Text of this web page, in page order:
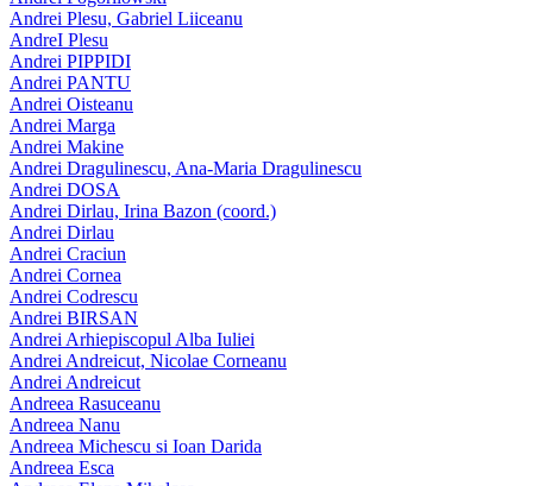
Andrei Plesu, Gabriel Liiceanu
AndreI Plesu
Andrei PIPPIDI
Andrei PANTU
Andrei Oisteanu
Andrei Marga
Andrei Makine
Andrei Dragulinescu, Ana-Maria Dragulinescu
Andrei DOSA
Andrei Dirlau, Irina Bazon (coord.)
Andrei Dirlau
Andrei Craciun
Andrei Cornea
Andrei Codrescu
Andrei BIRSAN
Andrei Arhiepiscopul Alba Iuliei
Andrei Andreicut, Nicolae Corneanu
Andrei Andreicut
Andreea Rasuceanu
Andreea Nanu
Andreea Michescu si Ioan Darida
Andreea Esca